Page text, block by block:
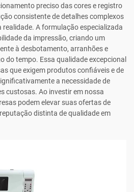
preciso das cores e registro
consistente de detalhes complexos
realidade. A formulação especializada
da impressão, criando um
à desbotamento, arranhões e
do tempo. Essa qualidade excepcional
que exigem produtos confiáveis e de
a necessidade de
custosas. Ao investir em nossa
podem elevar suas ofertas de
distinta de qualidade em